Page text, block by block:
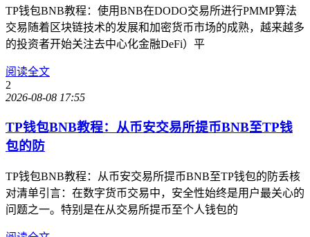
TP钱包BNB教程：使用BNB在DODO交易所进行PMMP算法
交易随着区块链技术的发展和加密货币市场的成熟，越来越多
的投资者开始关注去中心化金融DeFi）平
阅读全文
2
2026-08-08 17:55
TP钱包BNB教程：从币安交易所提币BNB至TP钱
包的防
TP钱包BNB教程：从币安交易所提币BNB至TP钱包的防丢核
对清单引言：在数字货币交易中，安全性始终是用户最关心的
问题之一。特别是在从交易所提币至个人钱包的